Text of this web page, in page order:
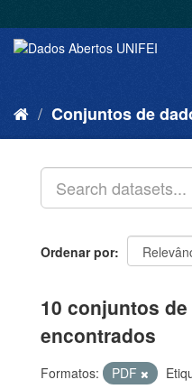
Conjuntos de
Ordenar por
10 conjuntos
encontrados
Formatos: PDF